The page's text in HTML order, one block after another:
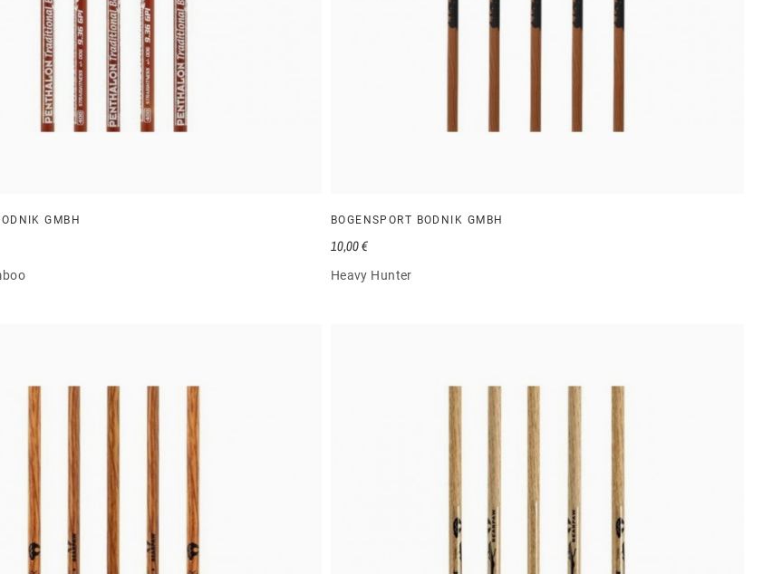
GMBH BOGENSPORT BODNIK GMBH
Heavy Hunter
10,00 €